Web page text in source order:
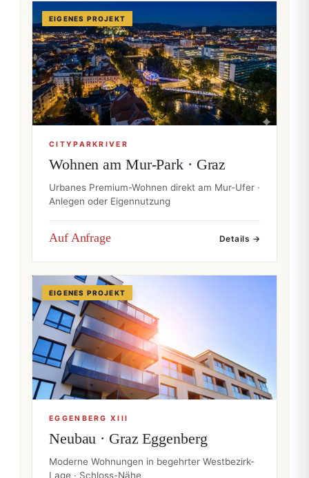
EIGENES PROJEKT
CITYPARKRIVER
Wohnen am Mur-Park · Graz
Urbanes Premium-Wohnen direkt am Mur-Ufer ·
Anlegen oder Eigennutzung
Auf Anfrage Details →
EIGENES PROJEKT
EGGENBERG XIII
Neubau · Graz Eggenberg
Moderne Wohnungen in begehrter Westbezirk-
Lage · Schloss-Nähe